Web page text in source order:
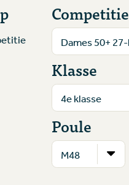
Competitie
Klasse
Poule